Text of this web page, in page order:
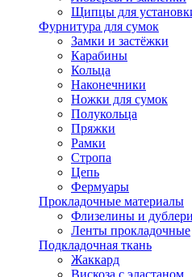
Щипцы для
Фурнитура для сумок
Замки и застёжки
Карабины
Кольца
Наконечники
Ножки для сумок
Полукольца
Пряжки
Рамки
Стропа
Цепь
Фермуары
Прокладочные материалы
Флизелины и
Ленты прокладочные
Подкладочная ткань
Жаккард
Вискоза с эластаном